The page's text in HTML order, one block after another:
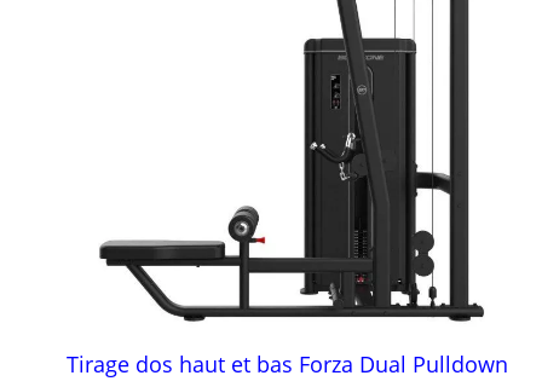
Tirage dos haut et bas Forza Dual Pulldown